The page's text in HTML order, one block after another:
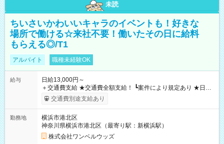
未読
ちいさいかわいいキャラのイベントも！好きな
場所で働ける☆来社不要！働いたその日に給料
もらえる◎/T1
アルバイト 職種未経験OK
給与
日給13,000円～
＋交通費支給 ★交通費全額支給！ ┗案件により規定あり ★日払
いOK！（規定あり） ┗働いたその日に現金GET♪ お仕事後はコ
ンビニATMから 日払い分を引き落とせます！ 【試用期間】試
交通費別途支給あり
勤務地
横浜市港北区
神奈川県横浜市港北区（最寄り駅：新横浜駅）
株式会社ワンベルウッズ